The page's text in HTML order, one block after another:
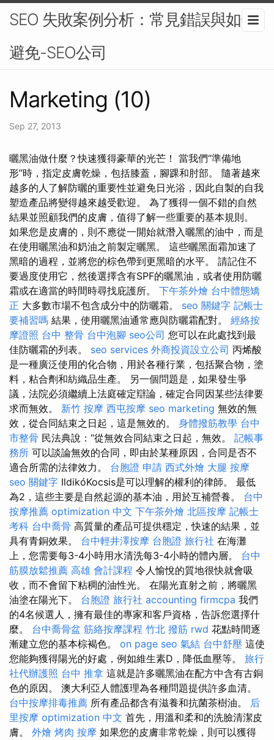
SEO 失敗案例分析：常見錯誤與如何
避免-SEO公司
Marketing (10)
Sep 27, 2013
曬黑油做什麼？快速獲得豪華的光芒！ 當我們“準備地
形”時，指定皮膚乾燥，包括膝蓋，腳踝和肘部。 隨著越來
越多的人了解防曬的重要性並避免日光浴，因此自製的自我
塑造產品將變得越來越受歡迎。 為了獲得一個不錯的自然
結果並照顧我們的皮膚，值得了解一些重要的基本規則。
如果您是皮膚的，則不應從一開始就潛入曬黑的油中，而是
在使用曬黑油和奶油之前製定曬黑。 這些曬黑面霜加速了
黑暗的過程，並將您的棕色帶到更黑暗的水平。 請記住不
要過度使用它，然後選擇含有SPF的曬黑油，或者使用防曬
霜或在適當的時間時尋找庇護所。 下午茶外燴 台中體態矯
正 大多數市場不包含成分中的防曬霜。 seo 關鍵字 記帳士
要補習嗎 結果，使用曬黑油通常應與防曬霜配對。 經絡按
摩證照 台中 整骨 台中泡腳 seo公司 您可以在此處找到最
佳防曬霜的列表。 seo services 外商投資設立公司 丙烯酸
是一種廣泛使用的化合物，用於各種行業，包括聚合物，塗
料，粘合劑和紡織品生產。 另一個問題是，如果發生爭
議，法院必須繼續上法庭確定辯論，確定合同因某些法律要
求而無效。 新竹 按摩 西屯按摩 seo marketing 無效的無
效，從合同結束之日起，這是無效的。 身體撥筋教學 台中
市整骨 民法典說：“從無效合同結束之日起，無效。 記帳事
務所 可以談論無效的合同，即由於某種原因，合同是否不
適合所需的法律效力。 台胞證 申請 西式外燴 大腿 按摩
seo 關鍵字 IldikóKocsis是可以理解的權利的律師。 最低
為2，這些主要是自然起源的基本油，用於互補營養。 台中
按摩推薦 optimization 中文 下午茶外燴 北區按摩 記帳士
考科 台中喬骨 高質量的產品可提供穩定，快速的結果，並
具有青銅效果。 台中輕井澤按摩 台胞證 旅行社 在海灘
上，您需要每3-4小時用水清洗每3-4小時的體內層。 台中
筋膜放鬆推薦 高雄 會計課程 令人愉悅的質地很快就會吸
收，而不會留下粘稠的油性光。 在陽光直射之前，將曬黑
油塗在陽光下。 台胞證 旅行社 accounting firmcpa 我們
的4名候選人，擁有最佳的專家和客戶資格，告訴您選擇什
麼。 台中喬骨盆 筋絡按摩課程 竹北 撥筋 rwd 花點時間逐
漸建立您的基本棕褐色。 on page seo 氣結 台中舒壓 這使
您能夠獲得陽光的好處，例如維生素D，降低血壓等。 旅行
社代辦護照 台中 推拿 這就是許多曬黑油在配方中含有古銅
色的原因。 澳大利亞人體護理為各種問題提供許多血清。
台中按摩排毒推薦 所有產品都含有滋養和抗菌茶樹油。 后
里按摩 optimization 中文 首先，用溫和柔和的洗臉清潔皮
膚。 外燴 烤肉 按摩 如果您的皮膚非常乾燥，則可以獲得